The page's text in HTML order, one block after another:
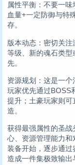
属性平衡：不要一
血量+一定防御与特
存。
版本动态：密切关
等级、新的魂石类
先。
资源规划：这是一
玩家优先通过BOSS
提升；土豪玩家则
造。
获得最强属性的圣
心、资源管理能力
装备开始，逐步通
造成一件集极致输出